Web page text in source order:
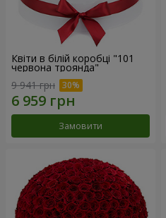
Квіти в білій коробці "101
червона троянда"
9 941 грн
Замовити